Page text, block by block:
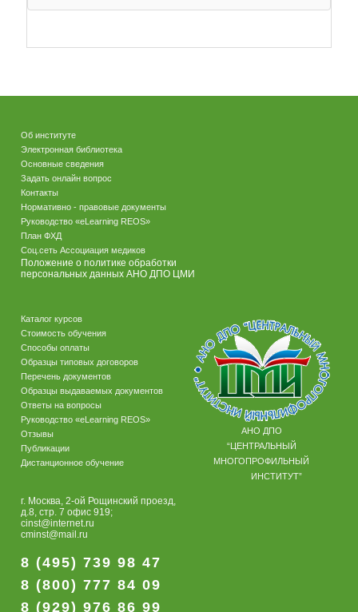
Об институте
Электронная библиотека
Основные сведения
Задать онлайн вопрос
Контакты
Нормативно - правовые документы
Руководство «eLearning REOS»
План ФХД
Соц.сеть Ассоциация медиков
Положение о политике обработки
персональных данных АНО ДПО ЦМИ
Каталог курсов
Стоимость обучения
Способы оплаты
Образцы типовых договоров
Перечень документов
Образцы выдаваемых документов
Ответы на вопросы
Руководство «eLearning REOS»
Отзывы
Публикации
Дистанционное обучение
г. Москва, 2-ой Рощинский проезд,
д.8, стр. 7 офис 919;
cinst@internet.ru
cminst@mail.ru
8 (495) 739 98 47
8 (800) 777 84 09
8 (929) 976 86 99
АНО ДПО
“ЦЕНТРАЛЬНЫЙ
МНОГОПРОФИЛЬНЫЙ
ИНСТИТУТ”